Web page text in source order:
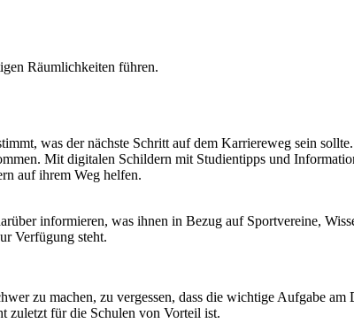
Räumlichkeiten führen.
was der nächste Schritt auf dem Karriereweg sein
Mit digitalen Schildern mit Studientipps und
auf ihrem Weg helfen.
informieren, was ihnen in Bezug auf Sportvereine,
Verfügung steht.
zu machen, zu vergessen, dass die wichtige Aufgabe am
zuletzt für die Schulen von Vorteil ist.